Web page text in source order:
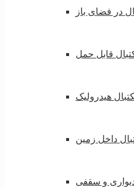
در فضای باز
قابل حمل
هیدرولیک
داخل زمین
و سقفی